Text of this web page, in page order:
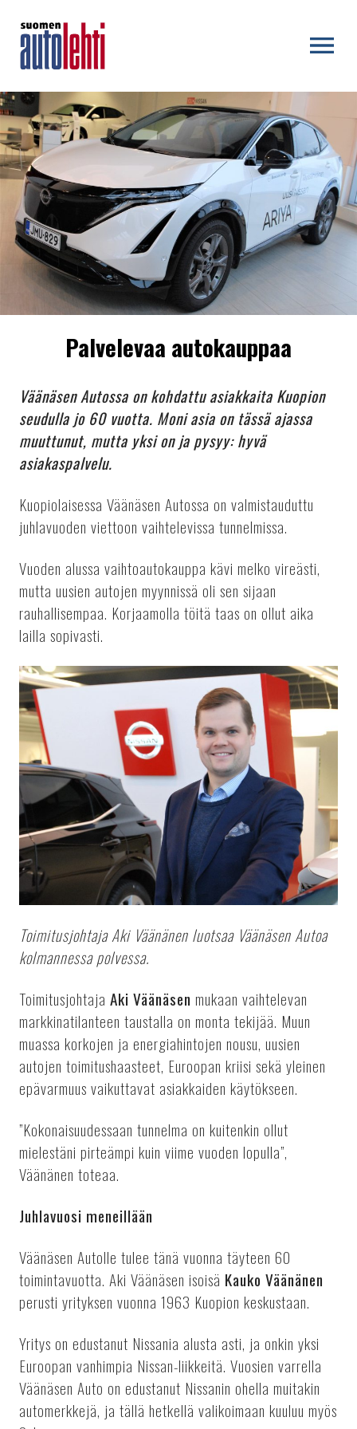
Palvelevaa autokauppaa
Väänäsen Autossa on kohdattu asiakkaita Kuopion
seudulla jo 60 vuotta. Moni asia on tässä ajassa
muuttunut, mutta yksi on ja pysyy: hyvä
asiakaspalvelu.
Kuopiolaisessa Väänäsen Autossa on valmistauduttu
juhlavuoden viettoon vaihtelevissa tunnelmissa.
Vuoden alussa vaihtoautokauppa kävi melko vireästi,
mutta uusien autojen myynnissä oli sen sijaan
rauhallisempaa. Korjaamolla töitä taas on ollut aika
lailla sopivasti.
Toimitusjohtaja Aki Väänänen luotsaa Väänäsen Autoa
kolmannessa polvessa.
Toimitusjohtaja Aki Väänäsen mukaan vaihtelevan
markkinatilanteen taustalla on monta tekijää. Muun
muassa korkojen ja energiahintojen nousu, uusien
autojen toimitushaasteet, Euroopan kriisi sekä yleinen
epävarmuus vaikuttavat asiakkaiden käytökseen.
”Kokonaisuudessaan tunnelma on kuitenkin ollut
mielestäni pirteämpi kuin viime vuoden lopulla”,
Väänänen toteaa.
Juhlavuosi meneillään
Väänäsen Autolle tulee tänä vuonna täyteen 60
toimintavuotta. Aki Väänäsen isoisä Kauko Väänänen
perusti yrityksen vuonna 1963 Kuopion keskustaan.
Yritys on edustanut Nissania alusta asti, ja onkin yksi
Euroopan vanhimpia Nissan-liikkeitä. Vuosien varrella
Väänäsen Auto on edustanut Nissanin ohella muitakin
automerkkejä, ja tällä hetkellä valikoimaan kuuluu myös